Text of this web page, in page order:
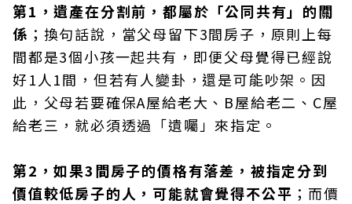
第1，遺產在分割前，都屬於「公同共有」的關
係 ；換句話說，當父母留下3間房子，原則上每
間都是3個小孩一起共有，即便父母覺得已經說
好1人1間，但若有人變卦，還是可能吵架。因
此，父母若要確保A屋給老大、B屋給老二、C屋
給老三，就必須透過「遺囑」來指定。
第2，如果3間房子的價格有落差，被指定分到
價值較低房子的人，可能就會覺得不公平 ；而價